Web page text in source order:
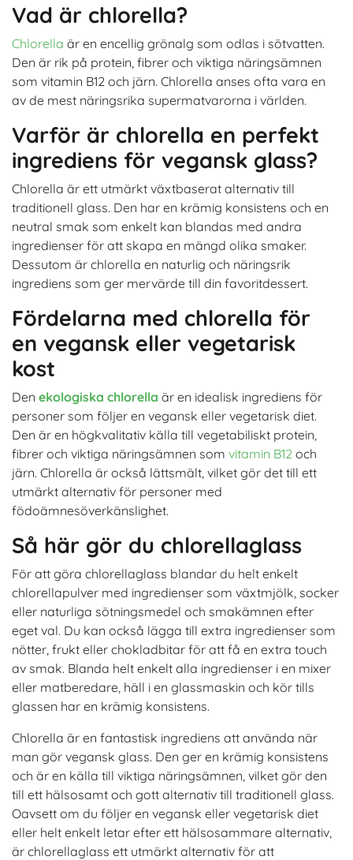
Vad är chlorella?
Chlorella är en encellig grönalg som odlas i sötvatten.
Den är rik på protein, fibrer och viktiga näringsämnen
som vitamin B12 och järn. Chlorella anses ofta vara en
av de mest näringsrika supermatvarorna i världen.
Varför är chlorella en perfekt
ingrediens för vegansk glass?
Chlorella är ett utmärkt växtbaserat alternativ till
traditionell glass. Den har en krämig konsistens och en
neutral smak som enkelt kan blandas med andra
ingredienser för att skapa en mängd olika smaker.
Dessutom är chlorella en naturlig och näringsrik
ingrediens som ger mervärde till din favoritdessert.
Fördelarna med chlorella för
en vegansk eller vegetarisk
kost
Den ekologiska chlorella är en idealisk ingrediens för
personer som följer en vegansk eller vegetarisk diet.
Den är en högkvalitativ källa till vegetabiliskt protein,
fibrer och viktiga näringsämnen som vitamin B12 och
järn. Chlorella är också lättsmält, vilket gör det till ett
utmärkt alternativ för personer med
födoämnesöverkänslighet.
Så här gör du chlorellaglass
För att göra chlorellaglass blandar du helt enkelt
chlorellapulver med ingredienser som växtmjölk, socker
eller naturliga sötningsmedel och smakämnen efter
eget val. Du kan också lägga till extra ingredienser som
nötter, frukt eller chokladbitar för att få en extra touch
av smak. Blanda helt enkelt alla ingredienser i en mixer
eller matberedare, häll i en glassmaskin och kör tills
glassen har en krämig konsistens.
Chlorella är en fantastisk ingrediens att använda när
man gör vegansk glass. Den ger en krämig konsistens
och är en källa till viktiga näringsämnen, vilket gör den
till ett hälsosamt och gott alternativ till traditionell glass.
Oavsett om du följer en vegansk eller vegetarisk diet
eller helt enkelt letar efter ett hälsosammare alternativ,
är chlorellaglass ett utmärkt alternativ för att